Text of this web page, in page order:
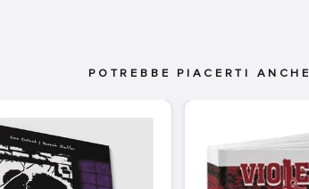
POTREBBE PIACERTI ANCHE